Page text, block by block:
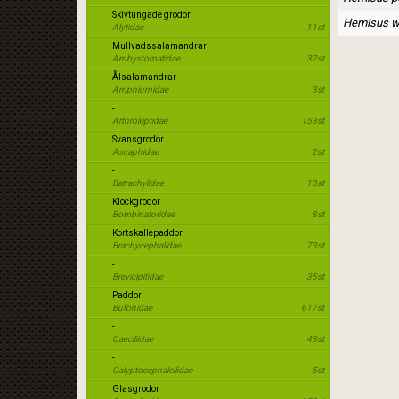
11st
Skivtungade grodor
Alytidae
32st
Mullvadssalamandrar
Ambystomatidae
3st
Ålsalamandrar
Amphiumidae
153st
-
Arthroleptidae
2st
Svansgrodor
Ascaphidae
13st
-
Batrachylidae
8st
Klockgrodor
Bombinatoridae
73st
Kortskallepaddor
Brachycephalidae
35st
-
Brevicipitidae
617st
Paddor
Bufonidae
43st
-
Caeciliidae
5st
-
Calyptocephalellidae
Glasgrodor
Hemisus